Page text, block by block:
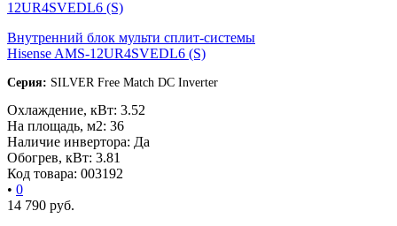
Внутренний блок мульти сплит-системы
Hisense AMS-12UR4SVEDL6 (S)
Серия: SILVER Free Match DC Inverter
Охлаждение, кВт: 3.52
На площадь, м2: 36
Наличие инвертора: Да
Обогрев, кВт: 3.81
Код товара: 003192
• 0
14 790 руб.